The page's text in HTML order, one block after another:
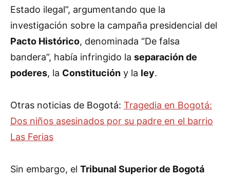
Estado ilegal”, argumentando que la
investigación sobre la campaña presidencial del
Pacto Histórico, denominada “De falsa
bandera”, había infringido la separación de
poderes, la Constitución y la ley.
Otras noticias de Bogotá: Tragedia en Bogotá:
Dos niños asesinados por su padre en el barrio
Las Ferias
Sin embargo, el Tribunal Superior de Bogotá